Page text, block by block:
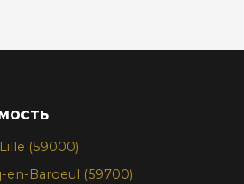
(59000)
Baroeul (59700)